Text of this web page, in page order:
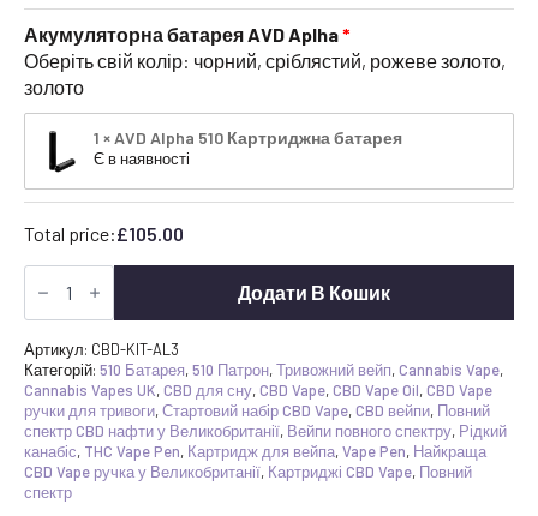
Акумуляторна батарея AVD Aplha
Оберіть свій колір: чорний, сріблястий, рожеве золото,
золото
1 × AVD Alpha 510 Картриджна батарея
Є в наявності
Total price:£105.00
Стартовий
набір
Pen
-
3
картриджа
та
комплект
акумуляторів
AVD
Alpha
Додати В Кошик
Артикул: CBD-KIT-AL3
Категорій: 510 Батарея,510 Патрон,Тривожний вейп,Cannabis Vape,
Cannabis Vapes UK,CBD для сну,CBD Vape,CBD Vape Oil,CBD Vape
ручки для тривоги,Стартовий набір CBD Vape,CBD вейпи, Повний
спектр CBD нафти у Великобританії, Вейпи повного спектру, Рідкий
канабіс, THC Vape Pen, Картридж для вейпа,Vape Pen, Найкраща
CBD Vape ручка у Великобританії, Картриджі CBD Vape, Повний
спектр